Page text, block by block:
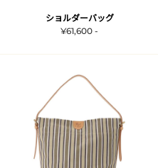
ショルダーバッグ
¥61,600 -